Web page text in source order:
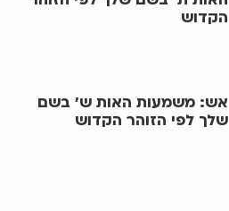
הקדוש
אש: משמעות האות ש' בשם
שלך לפי הזוהר הקדוש